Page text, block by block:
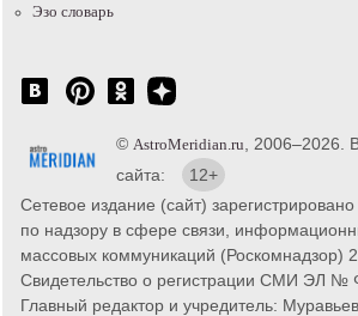
Эзо словарь
© AstroMeridian.ru , 2006–2026.
сайта:
12+
Сетевое издание (сайт)
по надзору в сфере связи,
массовых коммуникаций (Роскомнадзор)
Свидетельство о регистрации СМИ ЭЛ №
Главный редактор и учредитель: